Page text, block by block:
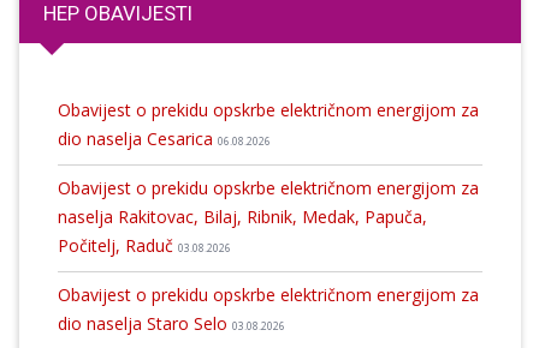
HEP OBAVIJESTI
Obavijest o prekidu opskrbe električnom energijom za
dio naselja Cesarica 06.08.2026
Obavijest o prekidu opskrbe električnom energijom za
naselja Rakitovac, Bilaj, Ribnik, Medak, Papuča,
Počitelj, Raduč 03.08.2026
Obavijest o prekidu opskrbe električnom energijom za
dio naselja Staro Selo 03.08.2026